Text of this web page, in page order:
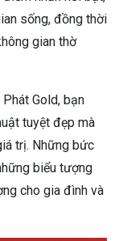
sống, đồng thời
gian thờ
Gold, bạn
tuyệt đẹp mà
trị. Những bức
biểu tượng
cho gia đình và